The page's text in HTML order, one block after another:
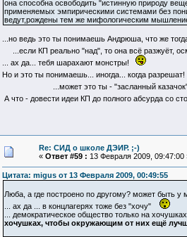
она способна освободить "истинную природу
применяемых эмпирическими системами без
ведут,рождены тем же мифологическим
...но ведь это ты понимаешь Андрюша, что же
...если КП реально "над", то она всё разжуёт,
... ах да... тебя шарахают монстры!
Но и это ты понимаешь... иногда... когда
...может это ты - "засланный
А что - довести идеи КП до полного абсурда со
Re: СИД о школе ДЭИР. ;-)
« Ответ #59 : 13 Февраля 2009, 09:47:00
Цитата: migus от 13 Февраля 2009, 00:49:55
Люба, а где построено по другому? может быть у
... ах да ... в концлагерях тоже без "хочу"
... демократическое общество только на
хочушках, чтобы окружающим от них ещё